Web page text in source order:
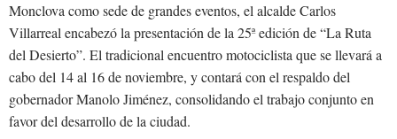
Monclova como sede de grandes eventos, el alcalde Carlos
Villarreal encabezó la presentación de la 25ª edición de “La Ruta
del Desierto”. El tradicional encuentro motociclista que se llevará a
cabo del 14 al 16 de noviembre, y contará con el respaldo del
gobernador Manolo Jiménez, consolidando el trabajo conjunto en
favor del desarrollo de la ciudad.